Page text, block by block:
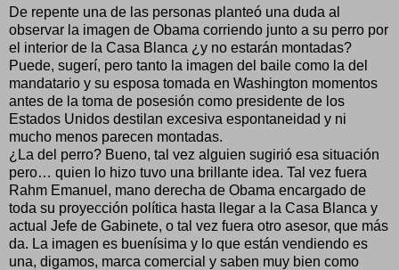
De repente una de las personas planteó una duda al
observar la imagen de Obama corriendo junto a su perro por
el interior de la Casa Blanca ¿y no estarán montadas?
Puede, sugerí, pero tanto la imagen del baile como la del
mandatario y su esposa tomada en Washington momentos
antes de la toma de posesión como presidente de los
Estados Unidos destilan excesiva espontaneidad y ni
mucho menos parecen montadas.
¿La del perro? Bueno, tal vez alguien sugirió esa situación
pero… quien lo hizo tuvo una brillante idea. Tal vez fuera
Rahm Emanuel, mano derecha de Obama encargado de
toda su proyección política hasta llegar a la Casa Blanca y
actual Jefe de Gabinete, o tal vez fuera otro asesor, que más
da. La imagen es buenísima y lo que están vendiendo es
una, digamos, marca comercial y saben muy bien como